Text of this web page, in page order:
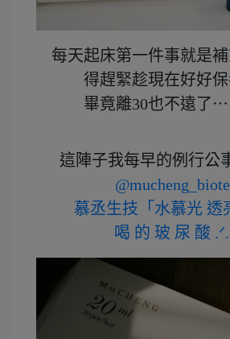
每天起床第一件事就是
得趕緊趁現在好好
畢竟離30也不遠了⋯
這陣子我每早的例行公
慕丞生技「水慕光 透
喝 的 玻 尿 酸